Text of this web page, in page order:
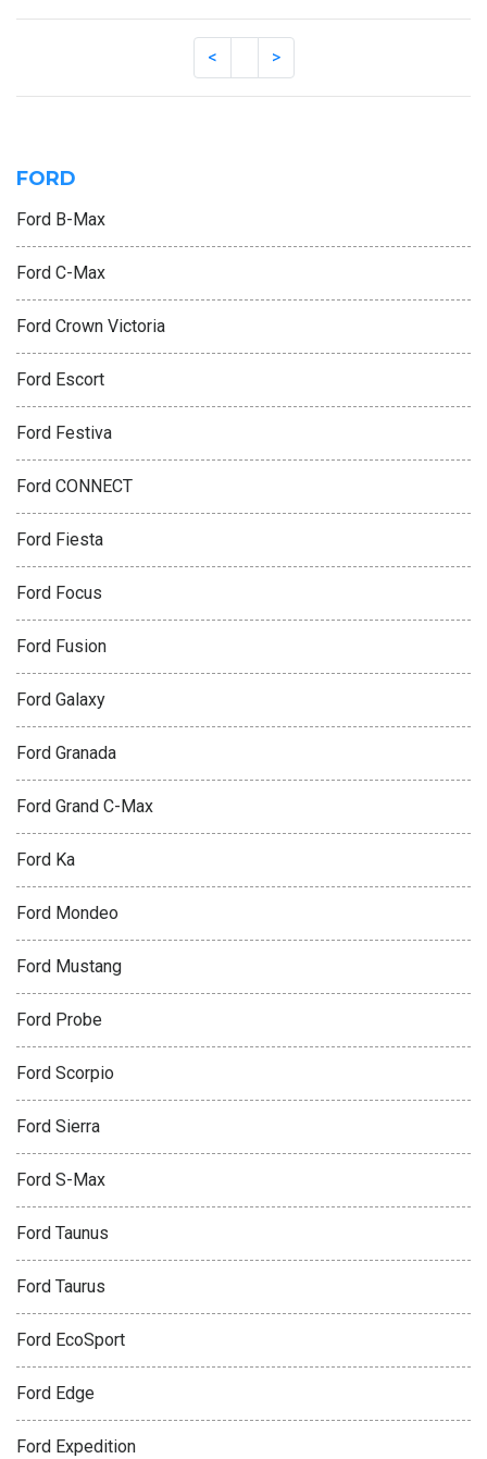
FORD
Ford B-Max
Ford C-Max
Ford Crown Victoria
Ford Escort
Ford Festiva
Ford CONNECT
Ford Fiesta
Ford Focus
Ford Fusion
Ford Galaxy
Ford Granada
Ford Grand C-Max
Ford Ka
Ford Mondeo
Ford Mustang
Ford Probe
Ford Scorpio
Ford Sierra
Ford S-Max
Ford Taunus
Ford Taurus
Ford EcoSport
Ford Edge
Ford Expedition